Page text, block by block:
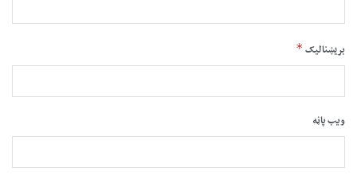
بریښنالیک*
ویب پاڼه